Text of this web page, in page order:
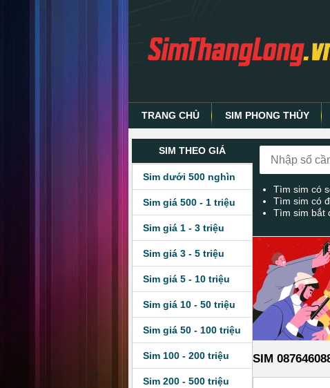
TRANG CHỦ SIM PHONG THỦY
SIM THEO GIÁ
Sim dưới 500 nghìn
Sim giá 500 - 1 triệu
Sim giá 1 - 3 triệu
Sim giá 3 - 5 triệu
Sim giá 5 - 10 triệu
Sim giá 10 - 50 triệu
Sim giá 50 - 100 triệu
Sim 100 - 200 triệu
Sim 200 - 500 triệu
Tìm sim có
Tìm sim có
Tìm sim bắt
SIM